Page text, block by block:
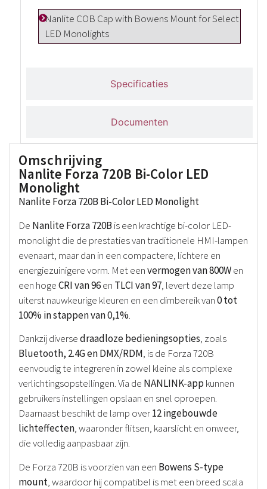
Omschrijving
Nanlite Forza 720B Bi-Color LED
Monolight
Nanlite Forza 720B Bi-Color LED Monolight
De Nanlite Forza 720B is een krachtige bi-color LED-
monolight die de prestaties van traditionele HMI-lampen
evenaart, maar dan in een compactere, lichtere en
energiezuinigere vorm. Met eenvermogen van 800Wen
een hogeCRI van 96en TLCI van 97, levert deze lamp
uiterst nauwkeurige kleuren en een dimbereik van0 tot
100% in stappen van 0,1%.
Dankzij diversedraadloze bedieningsopties, zoals
Bluetooth, 2.4G en DMX/RDM, is de Forza 720B
eenvoudig te integreren in zowel kleine als complexe
verlichtingsopstellingen. Via de NANLINK-app kunnen
gebruikers instellingen opslaan en snel oproepen.
Daarnaast beschikt de lamp over12 ingebouwde
lichteffecten, waaronder flitsen, kaarslicht en onweer,
die volledig aanpasbaar zijn.
De Forza 720B is voorzien van een Bowens S-type
mount, waardoor hij compatibel is met een breed scala
Specificaties
Documenten
Nanlite COB Cap with Bowens Mount for Select
LED Monolights